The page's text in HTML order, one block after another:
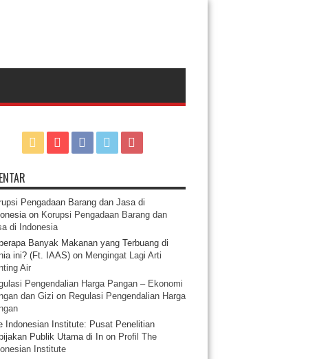
Pengadaan Barang dan Jasa di
on Korupsi Pengadaan Barang dan
di Indonesia
Banyak Makanan yang Terbuang di
ini? (Ft. IAAS)on Mengingat Lagi Arti
Air
Pengendalian Harga Pangan – Ekonomi
dan Gizi on Regulasi Pengendalian Harga
Indonesian Institute: Pusat Penelitian
Publik Utama di Inon Profil The
Institute